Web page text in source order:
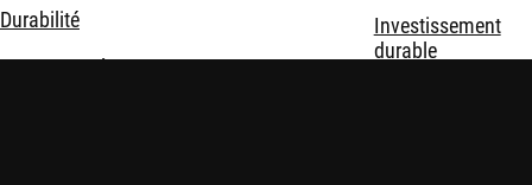
Durabilité
Investissement
durable